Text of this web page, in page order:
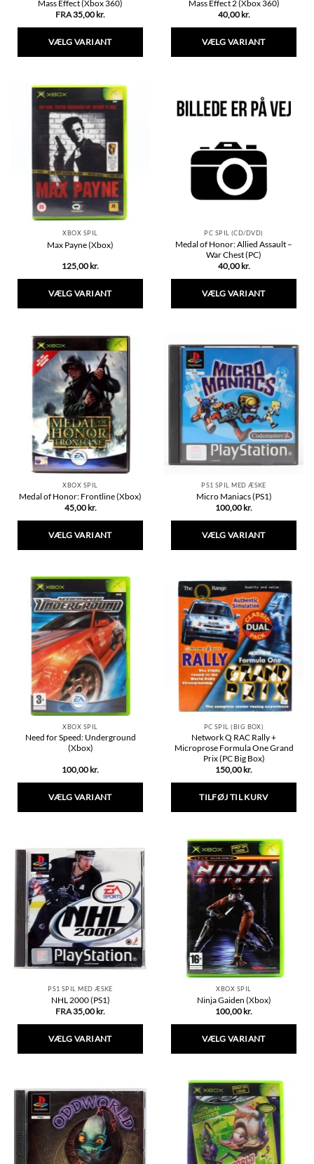
Mass Effect (Xbox 360)
FRA35,00 kr.
VÆLG VARIANT
har
flere
varianter.
Mulighederne
kan
vælges
på
varesiden
Mass Effect 2 (Xbox 360)
40,00 kr.
VÆLG VARIANT
flere
varianter.
kan
vælges
på
varesiden
XBOX SPIL
Max Payne (Xbox)
125,00 kr.
VÆLG VARIANT
har
flere
varianter.
Mulighederne
kan
vælges
på
varesiden
PC SPIL (CD/DVD)
Medal of Honor: Allied Assault –
War Chest (PC)
40,00 kr.
VÆLG VARIANT
varianter.
Mulighederne
kan
vælges
på
varesiden
XBOX SPIL
Medal of Honor: Frontline (Xbox)
45,00 kr.
VÆLG VARIANT
har
flere
varianter.
Mulighederne
kan
vælges
på
varesiden
PS1 SPIL MED ÆSKE
Micro Maniacs (PS1)
100,00 kr.
VÆLG VARIANT
har
flere
varianter.
Mulighederne
kan
vælges
på
varesiden
XBOX SPIL
Need for Speed: Underground
(Xbox)
100,00 kr.
VÆLG VARIANT
flere
varianter.
Mulighederne
kan
vælges
på
varesiden
PC SPIL (BIG BOX)
Network Q RAC Rally +
Microprose Formula One Grand
Prix (PC Big Box)
150,00 kr.
TILFØJ TIL KURV
PS1 SPIL MED ÆSKE
NHL 2000 (PS1)
FRA35,00 kr.
VÆLG VARIANT
har
flere
varianter.
Mulighederne
kan
vælges
XBOX SPIL
Ninja Gaiden (Xbox)
100,00 kr.
VÆLG VARIANT
har
flere
varianter.
Mulighederne
kan
vælges